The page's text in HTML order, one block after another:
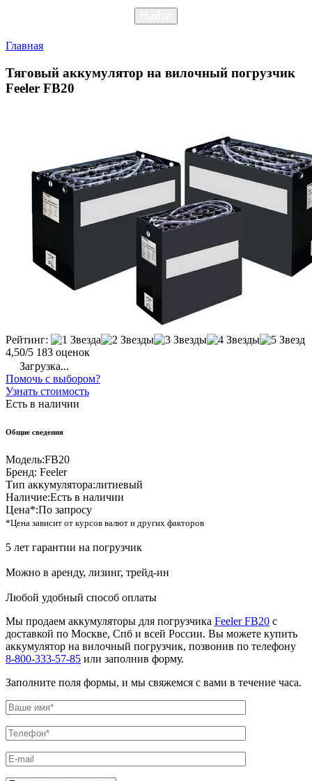
Главная
Тяговый аккумулятор на вилочный погрузчик
Feeler FB20
Рейтинг:
4,50/5 183 оценок
Загрузка...
Помочь с выбором?
Узнать стоимость
Есть в наличии
Общие сведения
Модель:FB20
Бренд: Feeler
Тип аккумулятора:литиевый
Наличие:Есть в наличии
Цена*:По запросу
*Цена зависит от курсов валют и других факторов
5 лет гарантии на погрузчик
Можно в аренду, лизинг, трейд-ин
Любой удобный способ оплаты
Мы продаем аккумуляторы для погрузчика Feeler FB20 с
доставкой по Москве, Спб и всей России. Вы можете купить
аккумулятор на вилочный погрузчик, позвонив по телефону
8-800-333-57-85 или заполнив форму.
Заполните поля формы, и мы свяжемся с вами в течение часа.